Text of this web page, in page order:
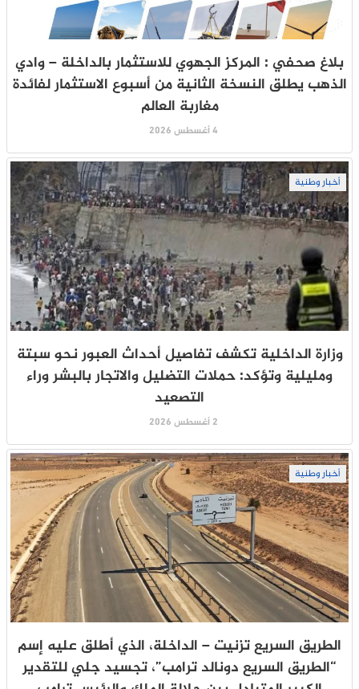
بلاغ صحفي : المركز الجهوي للاستثمار بالداخلة – وادي
الذهب يطلق النسخة الثانية من أسبوع الاستثمار لفائدة
مغاربة العالم
4 أغسطس 2026
أخبار وطنية
وزارة الداخلية تكشف تفاصيل أحداث العبور نحو سبتة
ومليلية وتؤكد: حملات التضليل والاتجار بالبشر وراء
التصعيد
2 أغسطس 2026
أخبار وطنية
الطريق السريع تزنيت – الداخلة، الذي أطلق عليه إسم
“الطريق السريع دونالد ترامب”، تجسيد جلي للتقدير